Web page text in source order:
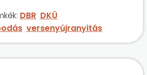
DBR DKÜ
versenyújranyitás